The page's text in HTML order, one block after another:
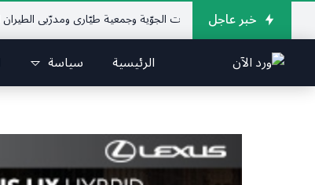
خبر عاجل
اللبناني للرياضات الجوّية وجمعية طيّاري ومدرّبي الطيران الشراعي
الرئيسية سياسة